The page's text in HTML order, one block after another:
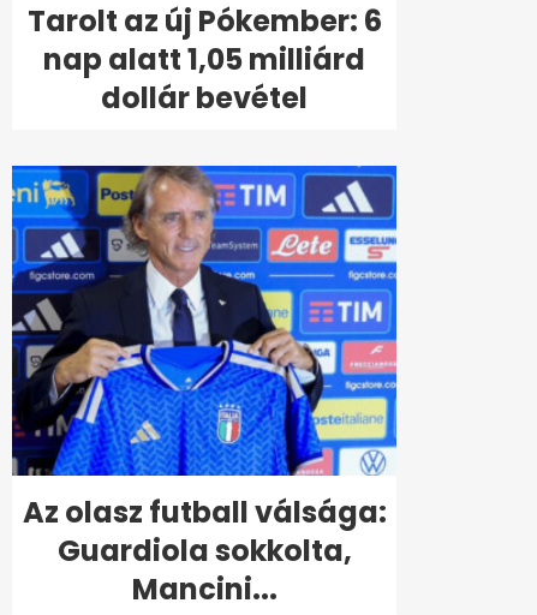
Tarolt az új Pókember: 6
nap alatt 1,05 milliárd
dollár bevétel
Az olasz futball válsága:
Guardiola sokkolta,
Mancini...